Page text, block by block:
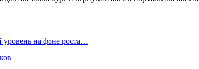
уровень на фоне роста…